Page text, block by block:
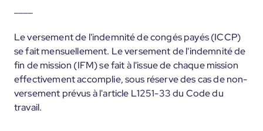
Le versement de l'indemnité de congés payés (ICCP)
se fait mensuellement. Le versement de l'indemnité de
fin de mission (IFM) se fait à l'issue de chaque mission
effectivement accomplie, sous réserve des cas de non-
versement prévus à l'article L1251-33 du Code du
travail.